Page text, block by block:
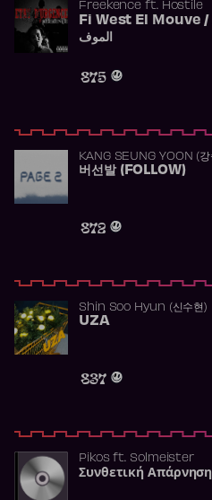
Freekence ft. Hostile
Fi West El Mouve / في وسط
الموف
875
KANG SEUNG YOON (강
버선발 (FOLLOW)
872
Shin Soo Hyun (신수현)
UZA
837
Pikosft. Solmeister
Συνθετική Απάρνηση